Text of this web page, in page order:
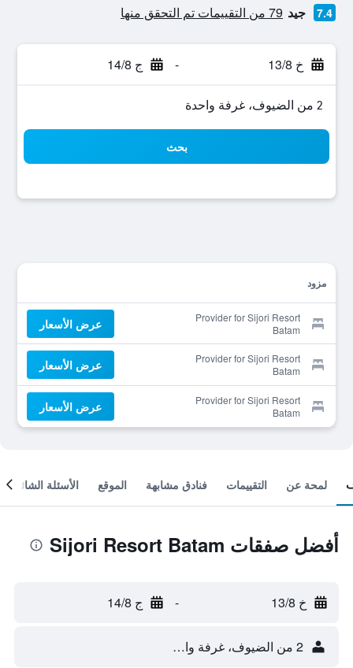
7.4 جيد 79 من التقييمات تم التحقق منها
خ 13/8 - ج 14/8
2 من الضيوف، غرفة واحدة
بحث
مزود
Provider for Sijori Resort
Batam
عرض الأسعار
Provider for Sijori Resort
Batam
عرض الأسعار
Provider for Sijori Resort
Batam
عرض الأسعار
لمحة عن التقييمات فنادق مشابهة الموقع الأسئلة الشائعة
أفضل صفقات Sijori Resort Batam
خ 13/8 - ج 14/8
2 من الضيوف، غرفة واحدة